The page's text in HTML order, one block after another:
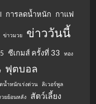
การลดน้ำหนัก กาแฟ
ข่าวมวย ข่าววันนี้
ซีเกมส์ ครั้งที่ 33 ทอง
ฟุตบอล
น้ำหนักเร่งด่วน
ลิเวอร์พูล
ยย้อนหลัง สัตว์เลี้ยง